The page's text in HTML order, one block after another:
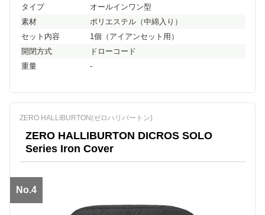
タイプ
オールインワン型
素材
ポリエステル（中綿入り）
セット内容
1個（アイアンセット用）
開閉方式
ドローコード
重量
-
ZERO HALLIBURTON(ゼロハリバートン)
ZERO HALLIBURTON DICROS SOLO
Series Iron Cover
No.4